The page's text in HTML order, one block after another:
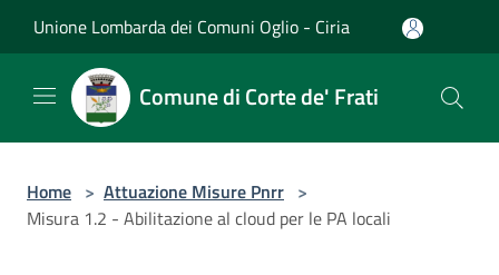
Unione Lombarda dei Comuni Oglio - Ciria
Comune di Corte de' Frati
Home > Attuazione Misure Pnrr >
Misura 1.2 - Abilitazione al cloud per le PA locali